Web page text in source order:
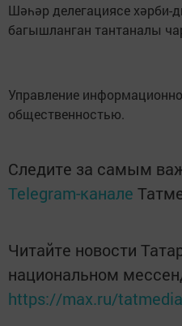
Шәһәр делегациясе хәрби-
багышланган тантаналы
Управление
общественностью.
Следите за самым
Telegram-канале
Читайте новости
национальном
https://max.ru/tatmedia